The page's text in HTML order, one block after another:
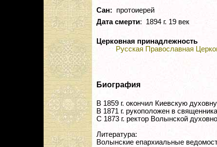
Сан: протоиерей
Дата смерти: 1894 г. 19 век
Церковная принадлежность
Русская Православная
Биография
В 1859 г. окончил Киевскую
В 1871 г. рукоположен в
С 1873 г. ректор Волынской
Литература:
Волынские епархиальные